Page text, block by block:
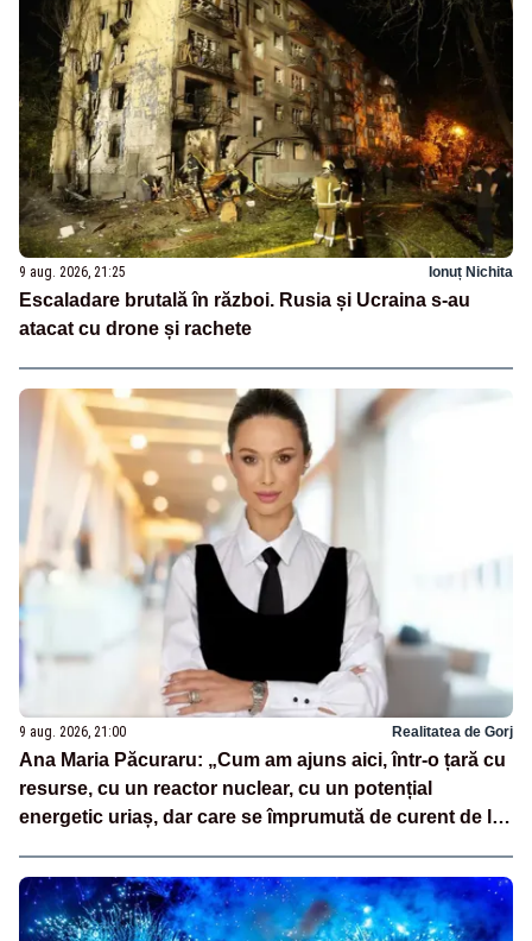
9 aug. 2026, 21:25 Ionuț Nichita
Escaladare brutală în război. Rusia și Ucraina s-au
atacat cu drone și rachete
9 aug. 2026, 21:00 Realitatea de Gorj
Ana Maria Păcuraru: „Cum am ajuns aici, într-o țară cu
resurse, cu un reactor nuclear, cu un potențial
energetic uriaș, dar care se împrumută de curent de la